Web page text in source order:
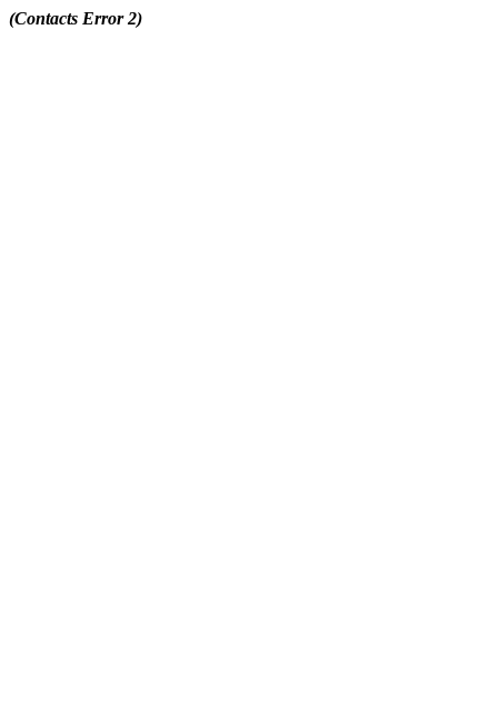
(Contacts Error 2)